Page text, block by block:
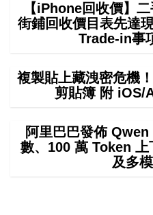
【iPhone回收價】
街鋪回收價目表先達
Trade-in事
複製貼上藏洩密危機
剪貼簿 附 iOS/
阿里巴巴發佈
數、100 萬 Token
及多